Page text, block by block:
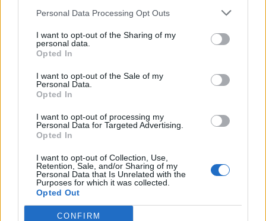
Personal Data Processing Opt Outs
I want to opt-out of the Sharing of my
personal data.
Opted In
I want to opt-out of the Sale of my
Personal Data.
Opted In
I want to opt-out of processing my
Personal Data for Targeted Advertising.
Opted In
I want to opt-out of Collection, Use,
Retention, Sale, and/or Sharing of my
Personal Data that Is Unrelated with the
Purposes for which it was collected.
Opted Out
CONFIRM
Δες το βίντεο με τα νεότερα της υπόθεσης